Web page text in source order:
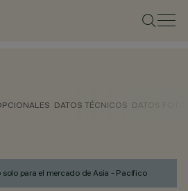
DATOS TÉCNICOS DATOS
para el mercado de Asia - Pacífico